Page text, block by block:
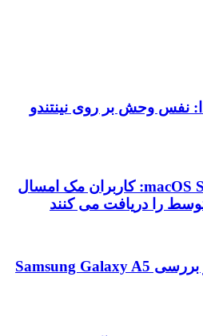
وحش بر روی نینتندو
نقد و بررسی macOS Sierra: کاربران مک امسال
را دریافت می کنند
تجربه عملی : نقد و بررسی Samsung Galaxy A5